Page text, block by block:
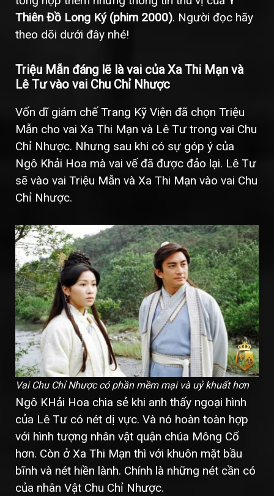
Thiên Đồ Long Ký (phim 2000). Người đọc hãy
theo dõi dưới đây nhé!
Triệu Mẫn đáng lẽ là vai của Xa Thi Mạn và
Lê Tư vào vai Chu Chỉ Nhược
Vốn dĩ giám chế Trang Kỹ Viện đã chọn Triệu
Mẫn cho vai Xa Thi Mạn và Lê Tư trong vai Chu
Chỉ Nhược. Nhưng sau khi có sự góp ý của
Ngô Khải Hoa mà vai vế đã được đảo lại. Lê Tư
sẽ vào vai Triệu Mẫn và Xa Thi Mạn vào vai Chu
Chỉ Nhược.
Vai Chu Chỉ Nhược có phần mềm mại và uỷ khuất hơn
Ngô KHải Hoa chia sẻ khi anh thấy ngoại hình
của Lê Tư có nét dị vực. Và nó hoàn toàn hợp
với hình tượng nhân vật quận chúa Mông Cổ
hơn. Còn ở Xa Thi Mạn thì với khuôn mặt bầu
bĩnh và nét hiền lành. Chính là những nét cần có
của nhân Vật Chu Chỉ Nhược.